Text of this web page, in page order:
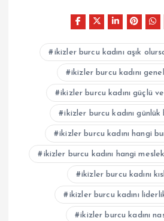
ikizler burcu kadını aşık
ikizler burcu kadını
ikizler burcu kadını güçlü
ikizler burcu kadını
ikizler burcu kadını hangi
ikizler burcu kadını hangi
ikizler burcu kadını
ikizler burcu kadını
ikizler burcu kadını